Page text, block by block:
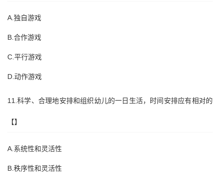
A.独自游戏
B.合作游戏
C.平行游戏
D.动作游戏
11.科学、合理地安排和组织幼儿的一日生活，时间安排应有相对的
【】
A.系统性和灵活性
B.秩序性和灵活性